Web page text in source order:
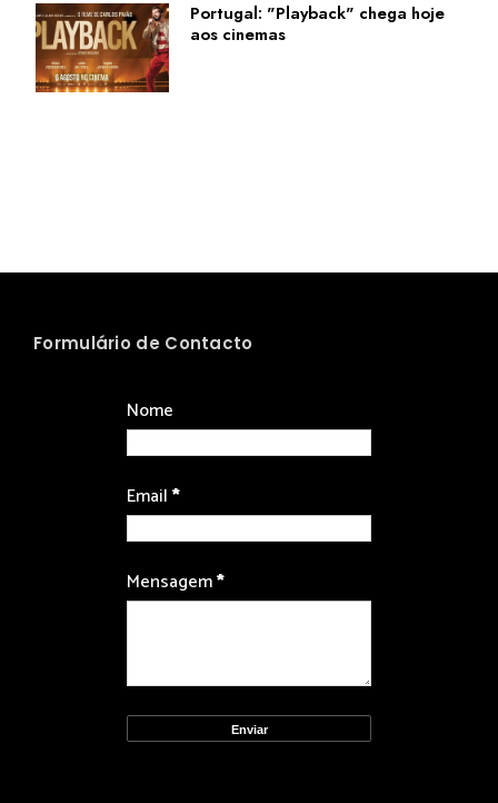
Portugal: "Playback" chega hoje
aos cinemas
Formulário de Contacto
Nome
Email*
Mensagem*